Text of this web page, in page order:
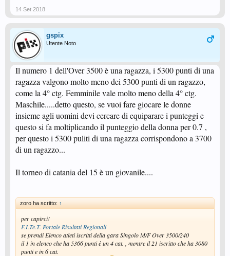
14 Set 2018
gspix
Utente Noto
Il numero 1 dell'Over 3500 è una ragazza, i 5300 punti di una
ragazza valgono molto meno dei 5300 punti di un ragazzo,
come la 4° ctg. Femminile vale molto meno della 4° ctg.
Maschile.....detto questo, se vuoi fare giocare le donne
insieme agli uomini devi cercare di equiparare i punteggi e
questo si fa moltiplicando il punteggio della donna per 0.7 ,
per questo i 5300 puliti di una ragazza corrispondono a 3700
di un ragazzo...
Il torneo di catania del 15 è un giovanile....
zoro ha scritto: ↑
per capirci!
F.I.Te.T. Portale Risultati Regionali
se prendi Elenco atleti iscritti della gara Singolo M/F Over 3500/240
il 1 in elenco che ha 5366 punti è un 4 cat. , mentre il 21 iscritto che ha 3080
punti e in 6 cat.